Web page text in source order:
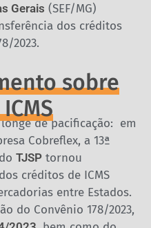
Gerais (SEF/MG)
dos créditos
2023.
sobre
de pacificação: em
Cobreflex, a 13ª
TJSP tornou
créditos de ICMS
entre Estados.
do Convênio 178/2023,